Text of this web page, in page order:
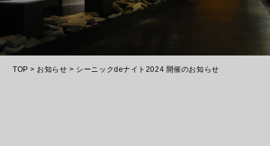
TOP > お知らせ > シーニックdeナイト2024 開催のお知らせ